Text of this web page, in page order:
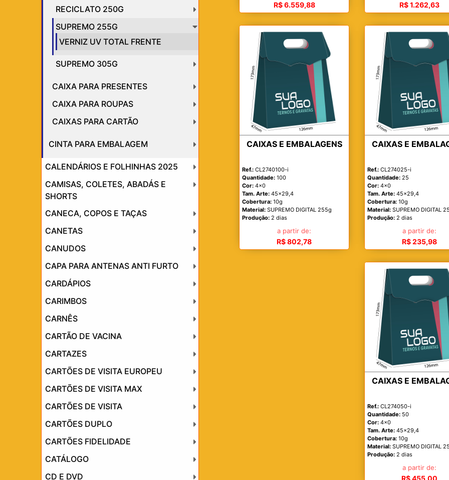
RECICLATO 250G
SUPREMO 255G
VERNIZ UV TOTAL FRENTE
SUPREMO 305G
CAIXA PARA PRESENTES
CAIXA PARA ROUPAS
CAIXAS PARA CARTÃO
CINTA PARA EMBALAGEM
CALENDÁRIOS E FOLHINHAS 2025
CAMISAS, COLETES, ABADÁS E
SHORTS
CANECA, COPOS E TAÇAS
CANETAS
CANUDOS
CAPA PARA ANTENAS ANTI FURTO
CARDÁPIOS
CARIMBOS
CARNÊS
CARTÃO DE VACINA
CARTAZES
CARTÕES DE VISITA EUROPEU
CARTÕES DE VISITA MAX
CARTÕES DE VISITA
CARTÕES DUPLO
CARTÕES FIDELIDADE
CATÁLOGO
CD E DVD
R$ 6.559,88 R$ 1.262,63
CAIXAS E EMBALAGENS
Ref.: CL2740100-i
Quantidade: 100
Cor: 4x0
Tam. Arte: 45x29,4
Cobertura: 10g
Material: SUPREMO DIGITAL 255g
Produção: 2 dias
a partir de:
R$ 802,78
CAIXAS E
Ref.: CL274025-i
Quantidade: 25
Cor: 4x0
Tam. Arte: 45x29,4
Cobertura: 10g
Material: SUPREMO DIGITAL
Produção: 2 dias
a partir de:
R$ 235,98
CAIXAS E
Ref.: CL274050-i
Quantidade: 50
Cor: 4x0
Tam. Arte: 45x29,4
Cobertura: 10g
Material: SUPREMO DIGITAL
Produção: 2 dias
a partir de: